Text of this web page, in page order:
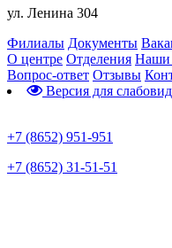
ул. Ленина 304
Филиалы Документы
О центре Отделения Наши
Вопрос-ответ Отзывы
Версия для
+7 (8652) 951-951
+7 (8652) 31-51-51